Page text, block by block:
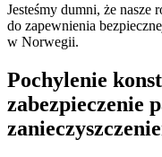
Jesteśmy dumni, że nasze
do zapewnienia
w Norwegii.
Pochylenie
zabezpieczenie